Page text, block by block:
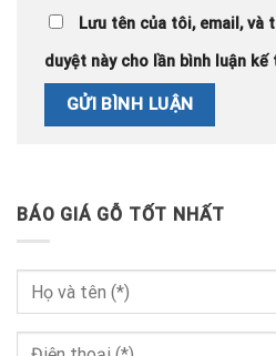
Lưu tên của tôi, email, và
duyệt này cho lần bình luận
BÁO GIÁ GỖ TỐT NHẤT